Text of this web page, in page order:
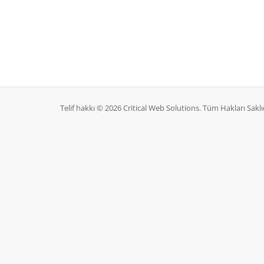
Telif hakkı © 2026 Critical Web Solutions. Tüm Hakları